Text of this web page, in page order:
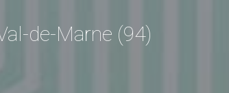
de-Marne (94)